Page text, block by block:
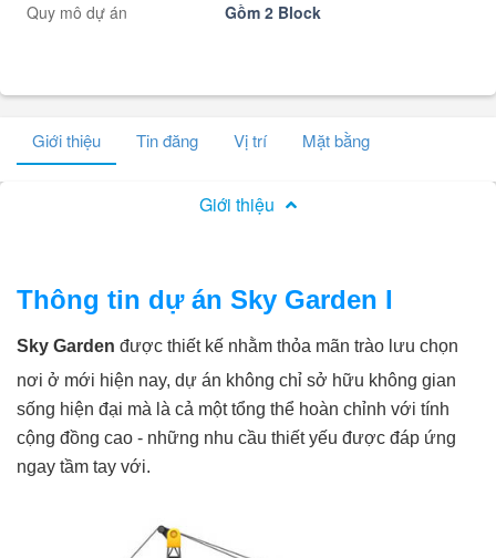
Quy mô dự án
Gồm 2 Block
Giới thiệu Tin đăng Vị trí Mặt bằng
Giới thiệu
Thông tin dự án Sky Garden I
Sky Garden được thiết kế nhằm thỏa mãn trào lưu chọn
nơi ở mới hiện nay, dự án không chỉ sở hữu không gian
sống hiện đại mà là cả một tổng thể hoàn chỉnh với tính
cộng đồng cao - những nhu cầu thiết yếu được đáp ứng
ngay tầm tay với.